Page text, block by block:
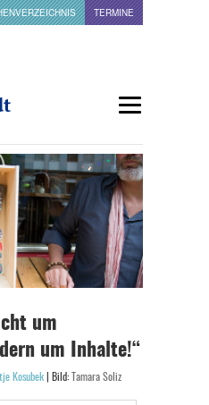
TERMINE
um
um Inhalte!“
Kosubek | Bild: Tamara Soliz